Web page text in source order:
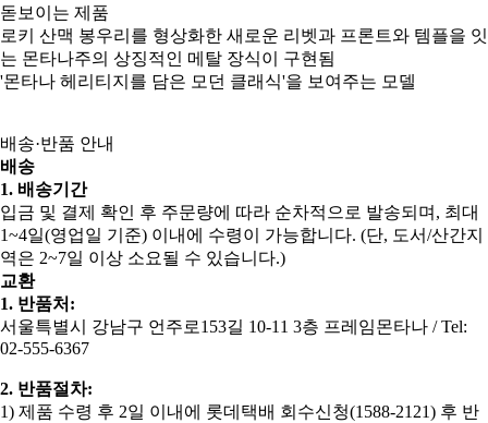
돋보이는 제품
로키 산맥 봉우리를 형상화한 새로운 리벳과 프론트와 템플을 잇
는 몬타나주의 상징적인 메탈 장식이 구현됨
'몬타나 헤리티지를 담은 모던 클래식'을 보여주는 모델
배송·반품 안내
배송
1. 배송기간
입금 및 결제 확인 후 주문량에 따라 순차적으로 발송되며, 최대
1~4일(영업일 기준) 이내에 수령이 가능합니다. (단, 도서/산간지
역은 2~7일 이상 소요될 수 있습니다.)
교환
1. 반품처:
서울특별시 강남구 언주로153길 10-11 3층 프레임몬타나 / Tel:
02-555-6367
2. 반품절차:
​1) 제품 수령 후 2일 이내에 롯데택배 회수신청(1588-2121) 후 반